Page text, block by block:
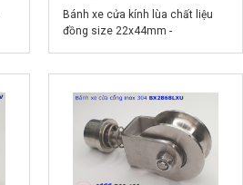
Bánh xe cửa kính lùa chất liệu
đồng size 22x44mm -